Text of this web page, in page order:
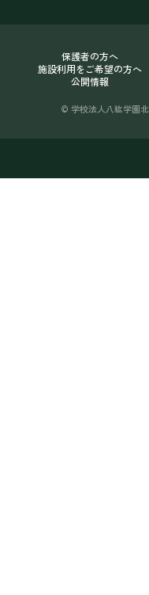
保護者の方へ
施設利用をご希望の方へ
公開情報
© 学校法人八紘学園